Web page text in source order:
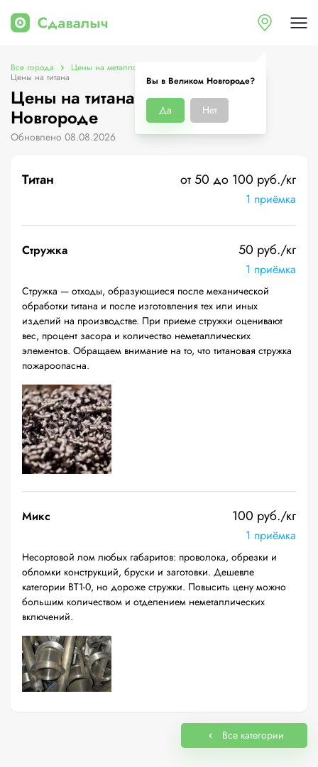
Вы в Великом Новгороде?
Да Нет
Все города Цены на металлолом в Великом Новгороде
Цены на титана
Цены на титана в Великом
Новгороде
Обновлено 08.08.2026
Титан от 50 до 100 руб./кг
1 приёмка
Стружка 50 руб./кг
1 приёмка
Стружка — отходы, образующиеся после механической
обработки титана и после изготовления тех или иных
изделий на производстве. При приеме стружки оценивают
вес, процент засора и количество неметаллических
элементов. Обращаем внимание на то, что титановая стружка
пожароопасна.
Микс 100 руб./кг
1 приёмка
Несортовой лом любых габаритов: проволока, обрезки и
обломки конструкций, бруски и заготовки. Дешевле
категории ВТ1-0, но дороже стружки. Повысить цену можно
большим количеством и отделением неметаллических
включений.
Все категории